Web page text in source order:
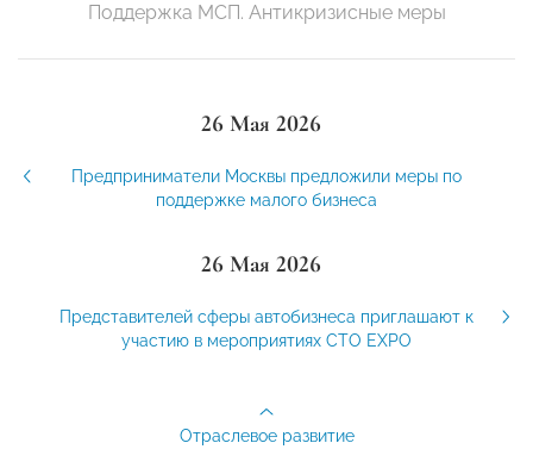
Поддержка МСП. Антикризисные меры
26 Мая 2026
Предприниматели Москвы предложили меры по
поддержке малого бизнеса
26 Мая 2026
Представителей сферы автобизнеса приглашают к
участию в мероприятиях CTO EXPO
Отраслевое развитие